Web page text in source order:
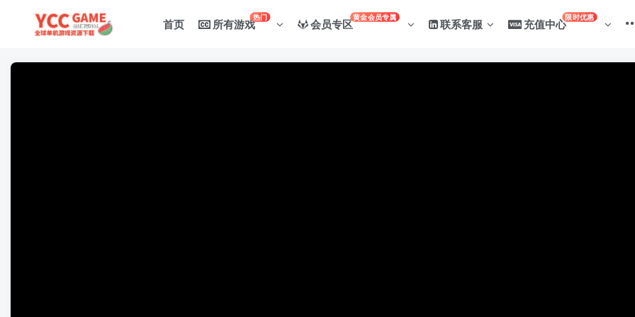
首页 所有游戏热门 会员专区黄金会员专属 联系客服 充值中心限时优惠